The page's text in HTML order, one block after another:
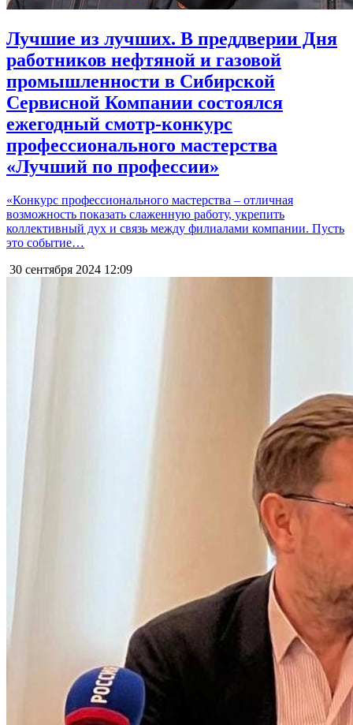
Лучшие из лучших. В преддверии Дня
работников нефтяной и газовой
промышленности в Сибирской
Сервисной Компании состоялся
ежегодный смотр-конкурс
профессионального мастерства
«Лучший по профессии»
«Конкурс профессионального мастерства – отличная
возможность показать слаженную работу, укрепить
коллективный дух и связь между филиалами компании. Пусть
это событие…
30 сентября 2024 12:09